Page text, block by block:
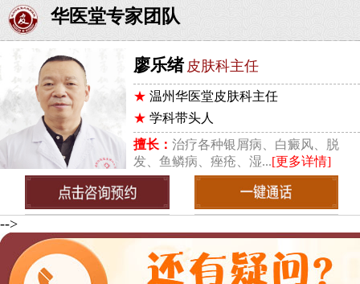
华医堂专家团队
廖乐绪 皮肤科主任
★ 温州华医堂皮肤科主任
★ 学科带头人
擅长： 治疗各种银屑病、白癜风、脱
发、鱼鳞病、痤疮、湿...[更多详情]
-->